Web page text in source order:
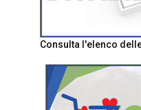
Consulta l'elenco